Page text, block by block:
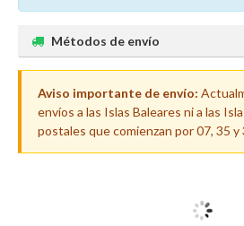
Métodos de envío
Aviso importante de envío:
envíos a las Islas Baleares ni a las
postales que comienzan por 07, 35 y